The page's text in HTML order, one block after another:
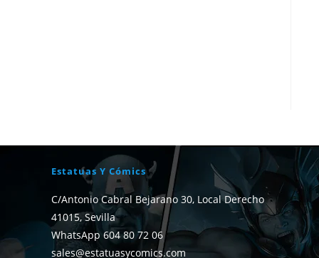
Estatuas Y Cómics
C/Antonio Cabral Bejarano 30, Local Derecho
41015, Sevilla
WhatsApp 604 80 72 06
sales@estatuasycomics.com